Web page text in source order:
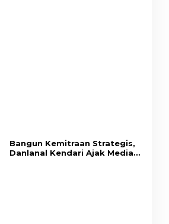
Bangun Kemitraan Strategis,
Danlanal Kendari Ajak Media